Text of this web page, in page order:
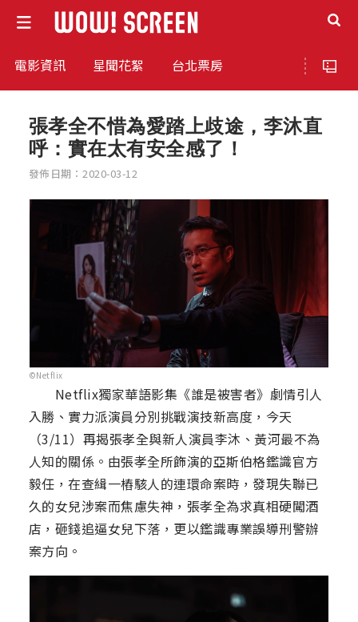
電影資訊 星聞花絮 台北票房
張孝全不惜為愛踏上歧途，李沐直
呼：實在太有安全感了！
發佈日期：2020-03-12
©Netflix
Netflix獨家華語影集《誰是被害者》劇情引人
入勝、實力派演員分別挑戰演技新高度，今天
（3/11）再揭張孝全與新人演員李沐、黃河最不為
人知的關係。由張孝全所飾演的亞斯伯格鑑識官⽅
毅任，在查緝一樁駭人的連環命案時，發現失聯已
久的女兒涉案而焦慮失神，張孝全為求真相硬闖酒
店，砸錢追逼女兒下落，更以鑑識專業誤導刑警辦
案方向。